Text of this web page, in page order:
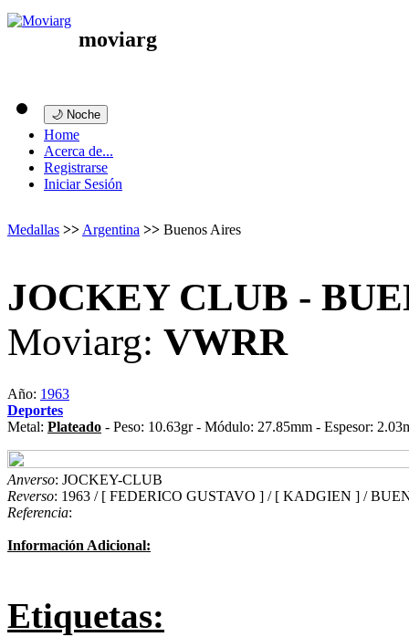
moviarg
🌙 Noche
Home
Acerca de...
Registrarse
Iniciar Sesión
Medallas >> Argentina >> Buenos Aires
JOCKEY CLUB -
Moviarg: VWRR
Año: 1963
Deportes
Metal: Plateado - Peso: 10.63gr - Módulo: 27.85mm - Espesor:
Anverso: JOCKEY-CLUB
Reverso: 1963 / [ FEDERICO GUSTAVO ] / [ KADGIEN ] /
Referencia:
Información Adicional:
Etiquetas: